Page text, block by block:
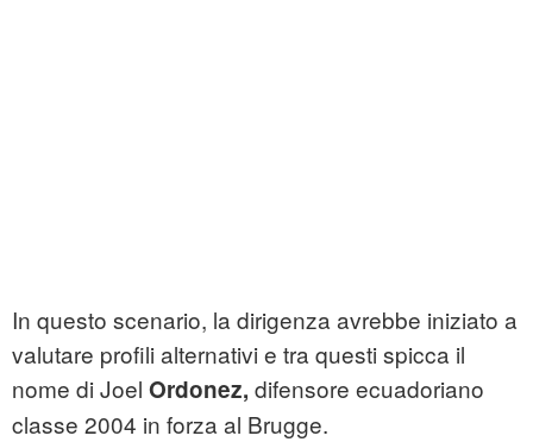
In questo scenario, la dirigenza avrebbe iniziato a
valutare profili alternativi e tra questi spicca il
nome di Joel Ordonez, difensore ecuadoriano
classe 2004 in forza al Brugge.